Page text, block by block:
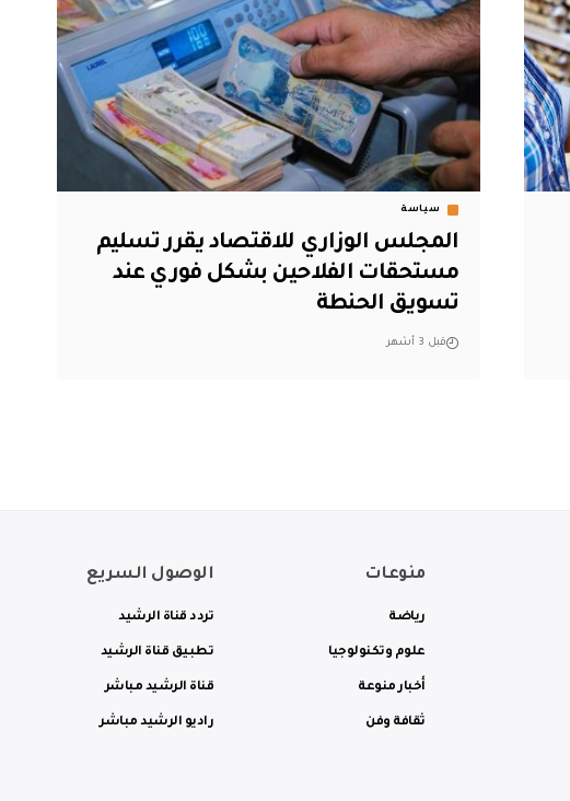
سياسة
المجلس الوزاري للاقتصاد يقرر تسليم
مستحقات الفلاحين بشكل فوري عند
تسويق الحنطة
قبل 3 أشهر
منوعات
رياضة
علوم وتكنولوجيا
أخبار منوعة
ثقافة وفن
الوصول السريع
تردد قناة الرشيد
تطبيق قناة الرشيد
قناة الرشيد مباشر
راديو الرشيد مباشر